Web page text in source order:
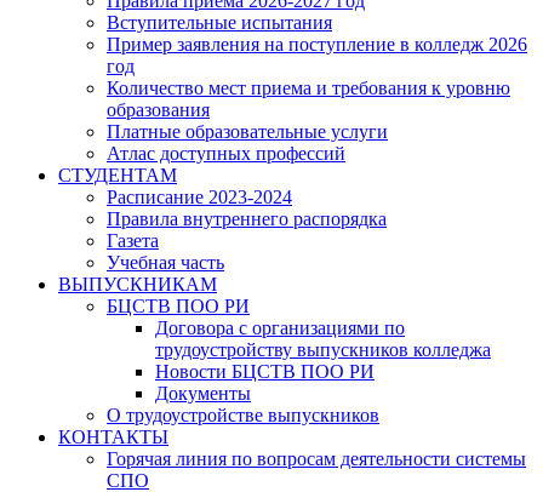
Вступительные испытания
Пример заявления на поступление в колледж 2026
год
Количество мест приема и требования к уровню
образования
Платные образовательные услуги
Атлас доступных профессий
СТУДЕНТАМ
Расписание 2023-2024
Правила внутреннего распорядка
Газета
Учебная часть
ВЫПУСКНИКАМ
БЦСТВ ПОО РИ
Договора с организациями по
трудоустройству выпускников колледжа
Новости БЦСТВ ПОО РИ
Документы
О трудоустройстве выпускников
КОНТАКТЫ
Горячая линия по вопросам деятельности системы
СПО